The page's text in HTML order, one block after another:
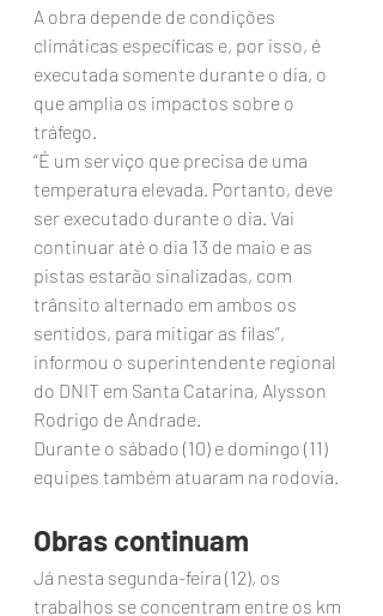
A obra depende de condições
climáticas específicas e, por isso, é
executada somente durante o dia, o
que amplia os impactos sobre o
tráfego.
“É um serviço que precisa de uma
temperatura elevada. Portanto, deve
ser executado durante o dia. Vai
continuar até o dia 13 de maio e as
pistas estarão sinalizadas, com
trânsito alternado em ambos os
sentidos, para mitigar as filas”,
informou o superintendente regional
do DNIT em Santa Catarina, Alysson
Rodrigo de Andrade.
Durante o sábado (10) e domingo (11)
equipes também atuaram na rodovia.
Obras continuam
Já nesta segunda-feira (12), os
trabalhos se concentram entre os km